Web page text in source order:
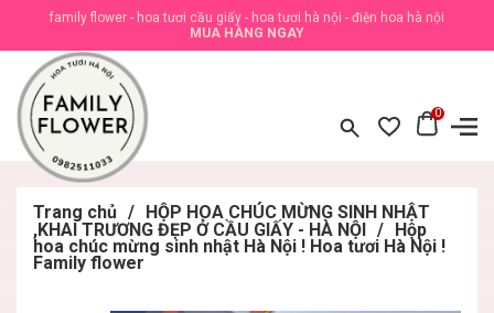
family flower - hoa tươi cầu giấy - hoa tươi hà nội - điện hoa hà nội
MUA HÀNG NGAY
0
Trang chủ / HỘP HOA CHÚC MỪNG SINH NHẬT
,KHAI TRƯƠNG ĐẸP Ở CẦU GIẤY - HÀ NỘI / Hộp
hoa chúc mừng sinh nhật Hà Nội ! Hoa tươi Hà Nội !
Family flower